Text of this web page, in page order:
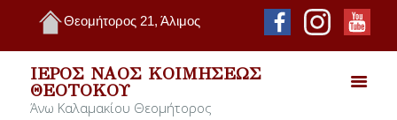
Θεομήτορος 21, Άλιμος
ΙΕΡΌΣ ΝΑΌΣ ΚΟΙΜΉΣΕΩΣ
ΘΕΟΤΌΚΟΥ
Άνω Καλαμακίου Θεομήτορος